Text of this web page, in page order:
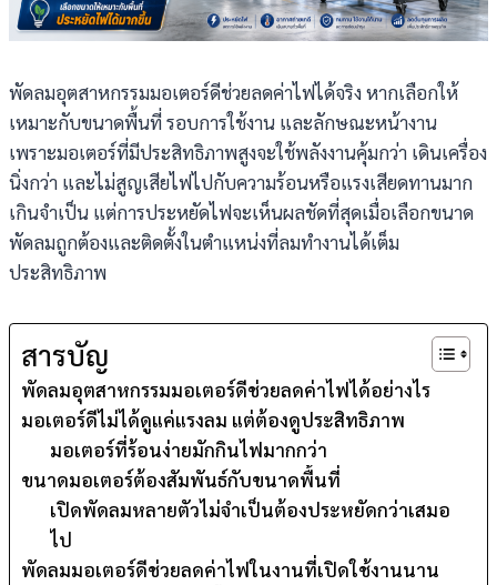
พัดลมอุตสาหกรรมมอเตอร์ดีช่วยลดค่าไฟได้จริง หากเลือกให้
เหมาะกับขนาดพื้นที่ รอบการใช้งาน และลักษณะหน้างาน
เพราะมอเตอร์ที่มีประสิทธิภาพสูงจะใช้พลังงานคุ้มกว่า เดินเครื่อง
นิ่งกว่า และไม่สูญเสียไฟไปกับความร้อนหรือแรงเสียดทานมาก
เกินจำเป็น แต่การประหยัดไฟจะเห็นผลชัดที่สุดเมื่อเลือกขนาด
พัดลมถูกต้องและติดตั้งในตำแหน่งที่ลมทำงานได้เต็ม
ประสิทธิภาพ
สารบัญ
พัดลมอุตสาหกรรมมอเตอร์ดีช่วยลดค่าไฟได้อย่างไร
มอเตอร์ดีไม่ได้ดูแค่แรงลม แต่ต้องดูประสิทธิภาพ
มอเตอร์ที่ร้อนง่ายมักกินไฟมากกว่า
ขนาดมอเตอร์ต้องสัมพันธ์กับขนาดพื้นที่
เปิดพัดลมหลายตัวไม่จำเป็นต้องประหยัดกว่าเสมอ
ไป
พัดลมมอเตอร์ดีช่วยลดค่าไฟในงานที่เปิดใช้งานนาน